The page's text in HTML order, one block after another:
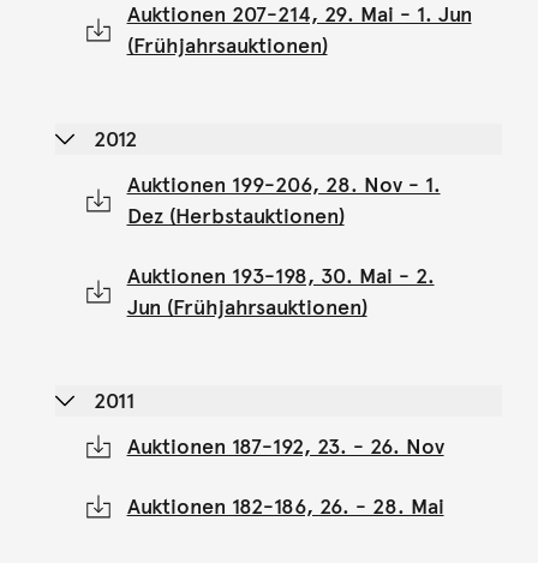
Auktionen 207-214, 29. Mai - 1. Jun
(Frühjahrsauktionen)
2012
Auktionen 199-206, 28. Nov - 1.
Dez (Herbstauktionen)
Auktionen 193-198, 30. Mai - 2.
Jun (Frühjahrsauktionen)
2011
Auktionen 187-192, 23. - 26. Nov
Auktionen 182-186, 26. - 28. Mai